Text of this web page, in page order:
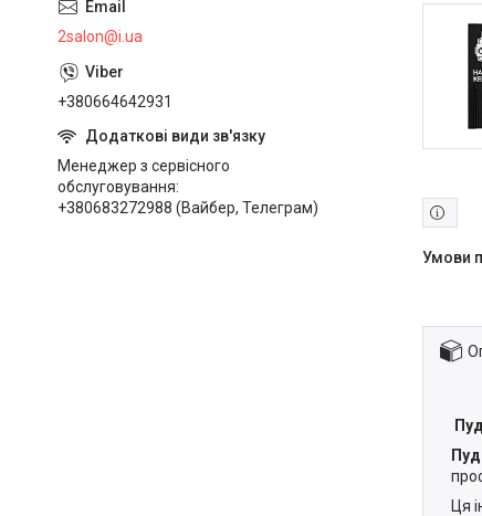
Ця
2salon@i.ua
+380664642931
Менеджер з сервісного
обслуговування
+380683272988 (Вайбер, Телеграм)